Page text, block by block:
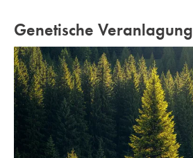
Genetische Veranlagung